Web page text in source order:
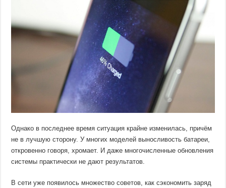
Однако в последнее время ситуация крайне изменилась, причём
не в лучшую сторону. У многих моделей выносливость батареи,
откровенно говоря, хромает. И даже многочисленные обновления
системы практически не дают результатов.
В сети уже появилось множество советов, как сэкономить заряд